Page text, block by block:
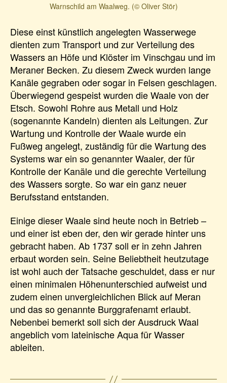
Warnschild am Waalweg. (© Oliver Stör)
Diese einst künstlich angelegten Wasserwege
dienten zum Transport und zur Verteilung des
Wassers an Höfe und Klöster im Vinschgau und im
Meraner Becken. Zu diesem Zweck wurden lange
Kanäle gegraben oder sogar in Felsen geschlagen.
Überwiegend gespeist wurden die Waale von der
Etsch. Sowohl Rohre aus Metall und Holz
(sogenannte Kandeln) dienten als Leitungen. Zur
Wartung und Kontrolle der Waale wurde ein
Fußweg angelegt, zuständig für die Wartung des
Systems war ein so genannter Waaler, der für
Kontrolle der Kanäle und die gerechte Verteilung
des Wassers sorgte. So war ein ganz neuer
Berufsstand entstanden.
Einige dieser Waale sind heute noch in Betrieb –
und einer ist eben der, den wir gerade hinter uns
gebracht haben. Ab 1737 soll er in zehn Jahren
erbaut worden sein. Seine Beliebtheit heutzutage
ist wohl auch der Tatsache geschuldet, dass er nur
einen minimalen Höhenunterschied aufweist und
zudem einen unvergleichlichen Blick auf Meran
und das so genannte Burggrafenamt erlaubt.
Nebenbei bemerkt soll sich der Ausdruck Waal
angeblich vom lateinische Aqua für Wasser
ableiten.